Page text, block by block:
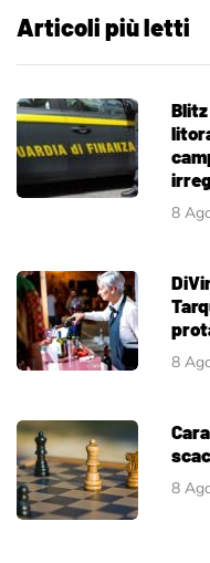
Articoli più letti
Blitz
8
8
8